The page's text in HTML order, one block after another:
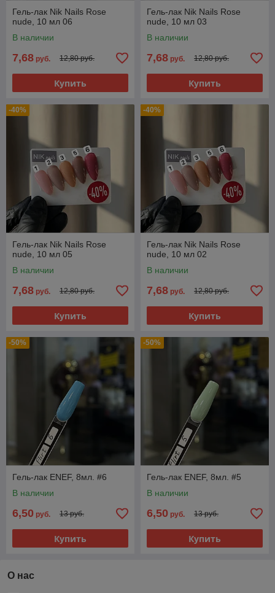
Гель-лак Nik Nails Rose
nude, 10 мл 06
В наличии
7,68 руб. 12,80 руб.
Купить
Гель-лак Nik Nails Rose
nude, 10 мл 03
В наличии
7,68 руб. 12,80 руб.
Купить
-40%
Гель-лак Nik Nails Rose
nude, 10 мл 05
В наличии
7,68 руб. 12,80 руб.
Купить
-40%
Гель-лак Nik Nails Rose
nude, 10 мл 02
В наличии
7,68 руб. 12,80 руб.
Купить
-50%
Гель-лак ENEF, 8мл. #6
В наличии
6,50 руб. 13 руб.
Купить
-50%
Гель-лак ENEF, 8мл. #5
В наличии
6,50 руб. 13 руб.
Купить
О нас